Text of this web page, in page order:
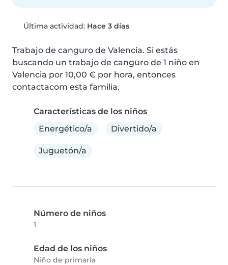
Última actividad: Hace 3 días
Trabajo de canguro de Valencia. Si estás
buscando un trabajo de canguro de 1 niño en
Valencia por 10,00 € por hora, entonces
contactacom esta familia.
Características de los niños
Energético/a
Divertido/a
Juguetón/a
Número de niños
1
Edad de los niños
Niño de primaria